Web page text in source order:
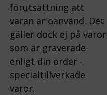
förutsättning att
varan är oanvänd. Det
gäller dock ej på varor
som är graverade
enligt din order -
specialtillverkade
varor.